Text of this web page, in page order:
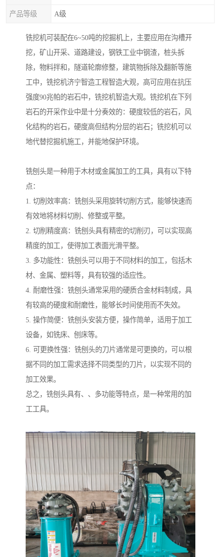
产品等级 A级
铣挖机可装配在6~50吨的挖掘机上，主要应用在沟槽开
挖，矿山开采、道路建设，钢铁工业中钢渣，桩头拆
除，物料拌和，隧道轮廓修整，建筑物拆除及翻新等施
工中，铣挖机济宁智造工程智造大观，高可应用在抗压
强度90兆帕的岩石中，铣挖机智造大观。铣挖机在下列
岩石的开采作业中是十分奏效的：硬度较低的岩石，风
化结构的岩石，硬度高但结构分层的岩石；铣挖机可以
地代替挖掘机施工，并能地保护环境。
铣刨头是一种用于木材或金属加工的工具，具有以下特
点：
1. 切削效率高：铣刨头采用旋转切削方式，能够快速而
有效地将材料切削、修整或平整。
2. 切削精度高：铣刨头具有精密的切削刃，可以实现高
精度的加工，使得加工表面光滑平整。
3. 多功能性：铣刨头可以用于不同材料的加工，包括木
材、金属、塑料等，具有较强的适应性。
4. 耐磨性强：铣刨头通常采用的硬质合金材料制成，具
有较高的硬度和耐磨性，能够长时间使用而不失效。
5. 操作简便：铣刨头安装方便，操作简单，适用于加工
设备，如铣床、刨床等。
6. 可更换性强：铣刨头的刀片通常是可更换的，可以根
据不同的加工需求选择不同类型的刀片，以实现不同的
加工效果。
总之，铣刨头具有、、多功能等特点，是一种常用的加
工工具。